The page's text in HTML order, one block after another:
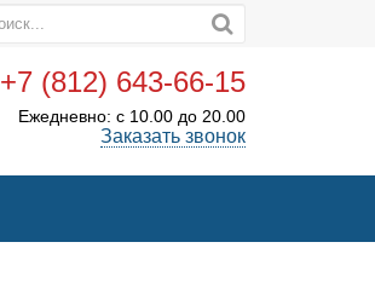
+7 (812) 643-66-15
Ежедневно: с 10.00 до 20.00
Заказать звонок